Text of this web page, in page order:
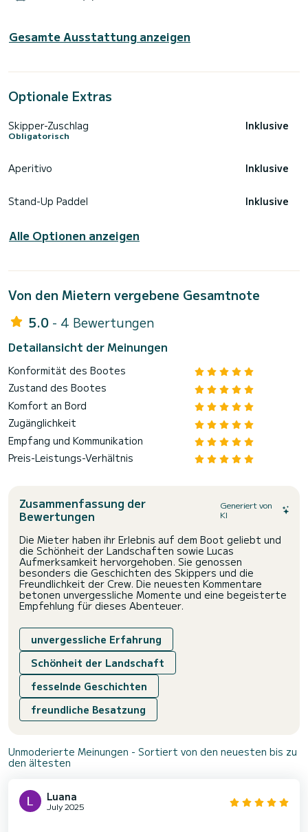
Gesamte Ausstattung anzeigen
Optionale Extras
Skipper-Zuschlag
Obligatorisch
Inklusive
Aperitivo Inklusive
Stand-Up Paddel Inklusive
Alle Optionen anzeigen
Von den Mietern vergebene Gesamtnote
5.0 - 4 Bewertungen
Detailansicht der Meinungen
Konformität des Bootes
Zustand des Bootes
Komfort an Bord
Zugänglichkeit
Empfang und Kommunikation
Preis-Leistungs-Verhältnis
Zusammenfassung der
Bewertungen
Generiert von
KI
Die Mieter haben ihr Erlebnis auf dem Boot geliebt und
die Schönheit der Landschaften sowie Lucas
Aufmerksamkeit hervorgehoben. Sie genossen
besonders die Geschichten des Skippers und die
Freundlichkeit der Crew. Die neuesten Kommentare
betonen unvergessliche Momente und eine begeisterte
Empfehlung für dieses Abenteuer.
unvergessliche Erfahrung
Schönheit der Landschaft
fesselnde Geschichten
freundliche Besatzung
Unmoderierte Meinungen - Sortiert von den neuesten bis zu
den ältesten
Luana
July 2025